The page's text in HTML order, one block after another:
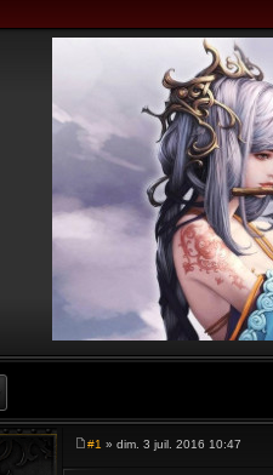
#1 » dim. 3 juil. 2016 10:47